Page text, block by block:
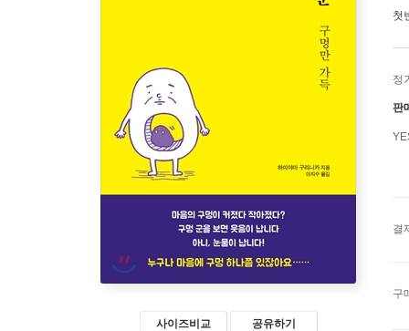
사이즈비교 공유하기
첫
정
판
결
구